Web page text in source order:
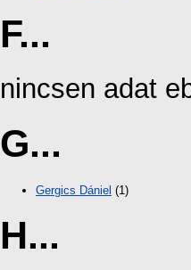
F...
nincsen adat
G...
Gergics Dániel (1)
H...